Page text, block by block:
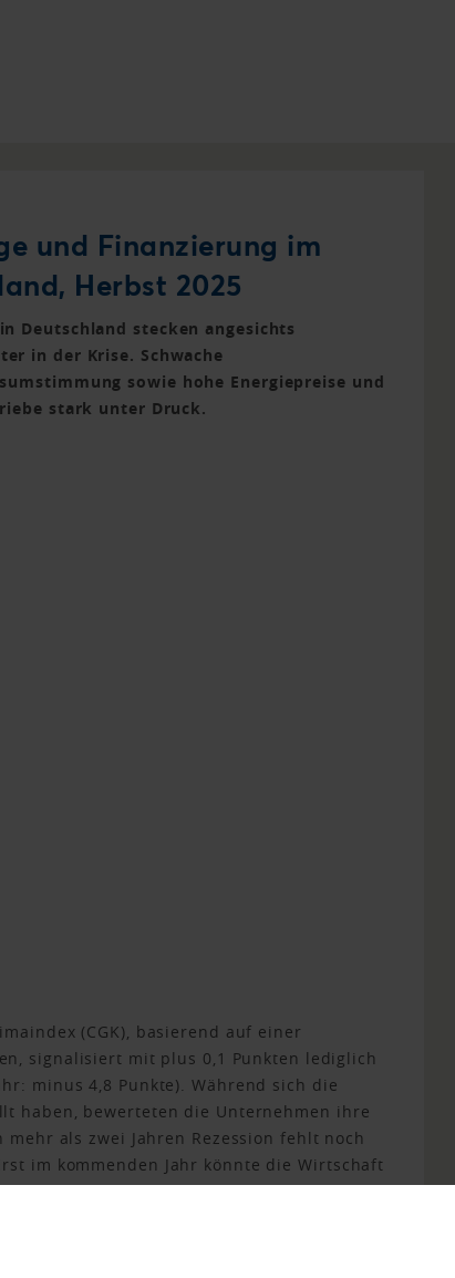
und Finanzierung im
Herbst 2025
Deutschland stecken angesichts
in der Krise. Schwache
sowie hohe Energiepreise und
stark unter Druck.
(CGK), basierend auf einer
signalisiert mit plus 0,1 Punkten lediglich
minus 4,8 Punkte). Während sich die
haben, bewerteten die Unternehmen ihre
als zwei Jahren Rezession fehlt noch
im kommenden Jahr könnte die Wirtschaft
steigende Staatsausgaben“, erklärt
Wirtschaftsforschung in Neuss.
oder ob die Ausgaben ein Strohfeuer
ungewiss.“